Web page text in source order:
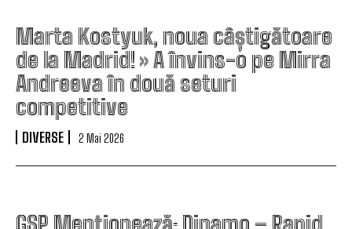
Marta Kostyuk, noua câștigătoare
de la Madrid! » A învins-o pe Mirra
Andreeva în două seturi
competitive
DIVERSE 2 Mai 2026
GSP Menționează: Dinamo – Rapid